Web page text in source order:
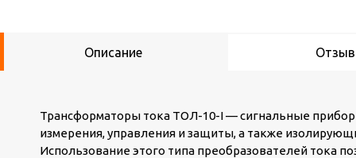
Описание
Трансформаторы тока ТОЛ-10-I — сигнальные
измерения, управления и защиты, а также
Использование этого типа преобразователей тока